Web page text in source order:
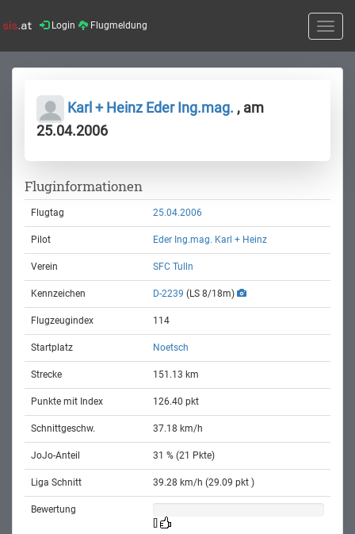
Login Flugmeldung
Toggle
Karl + Heinz Eder Ing.mag. , am
25.04.2006
Fluginformationen
Flugtag 25.04.2006
Pilot Eder Ing.mag. Karl + Heinz
Verein SFC Tulln
Kennzeichen D-2239 (LS 8/18m)
Flugzeugindex 114
Startplatz Noetsch
Strecke 151.13 km
Punkte mit Index 126.40 pkt
Schnittgeschw. 37.18 km/h
JoJo-Anteil 31 % (21 Pkte)
Liga Schnitt 39.28 km/h (29.09 pkt )
Bewertung